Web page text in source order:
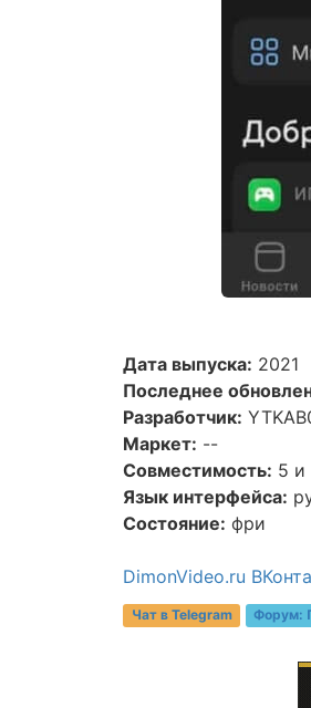
Дата выпуска: 2021
Последнее
Разработчик:
Маркет: --
Совместимость: 5
Язык интерфейса:
Состояние: фри
DimonVideo.ru
Чат в Telegram Форум: